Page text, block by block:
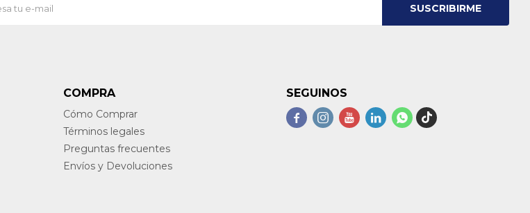
SUSCRIBIRME
COMPRA
Cómo Comprar
Términos legales
Preguntas frecuentes
Envíos y Devoluciones
SEGUINOS
    